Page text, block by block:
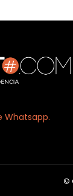
Whatsapp.
©